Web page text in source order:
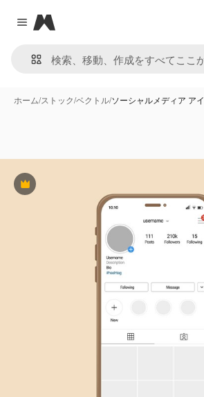
Close menu
Magnific
ホーム/ストック/ベクトル/ソーシャルメディア ア
Premium